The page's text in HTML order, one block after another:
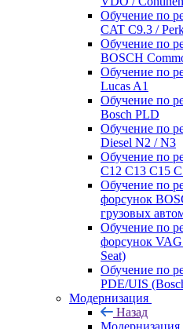
Обучение по
CAT C9.3 /
Обучение по
BOSCH
Обучение по
Lucas A1
Обучение по
Bosch PLD
Обучение по
Diesel N2 / N3
Обучение по
C12 C13 C15
Обучение по
форсунок
грузовых
Обучение по
форсунок
Seat)
Обучение по
PDE/UIS
Модернизация
Назад
Модернизация